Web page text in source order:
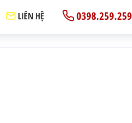
0398.259.259
LIÊN HỆ